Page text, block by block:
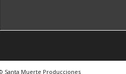
Santa Muerte Producciones